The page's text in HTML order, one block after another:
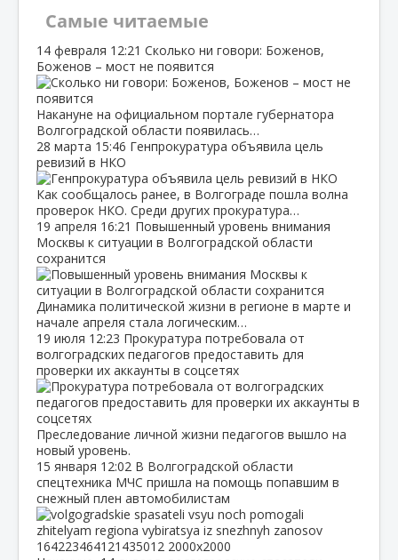
Самые читаемые
14 февраля 12:21 Сколько ни говори: Боженов,
Боженов – мост не появится
Накануне на официальном портале губернатора
Волгоградской области появилась…
28 марта 15:46 Генпрокуратура объявила цель
ревизий в НКО
Как сообщалось ранее, в Волгограде пошла волна
проверок НКО. Среди других прокуратура…
19 апреля 16:21 Повышенный уровень внимания
Москвы к ситуации в Волгоградской области
сохранится
Динамика политической жизни в регионе в марте и
начале апреля стала логическим…
19 июля 12:23 Прокуратура потребовала от
волгоградских педагогов предоставить для
проверки их аккаунты в соцсетях
Преследование личной жизни педагогов вышло на
новый уровень.
15 января 12:02 В Волгоградской области
спецтехника МЧС пришла на помощь попавшим в
снежный плен автомобилистам